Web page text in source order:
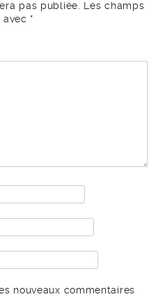
pas publiée. Les champs
*
nouveaux commentaires